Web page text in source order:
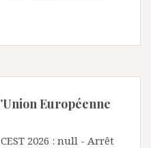
Européenne
2026 : null - Arrêt